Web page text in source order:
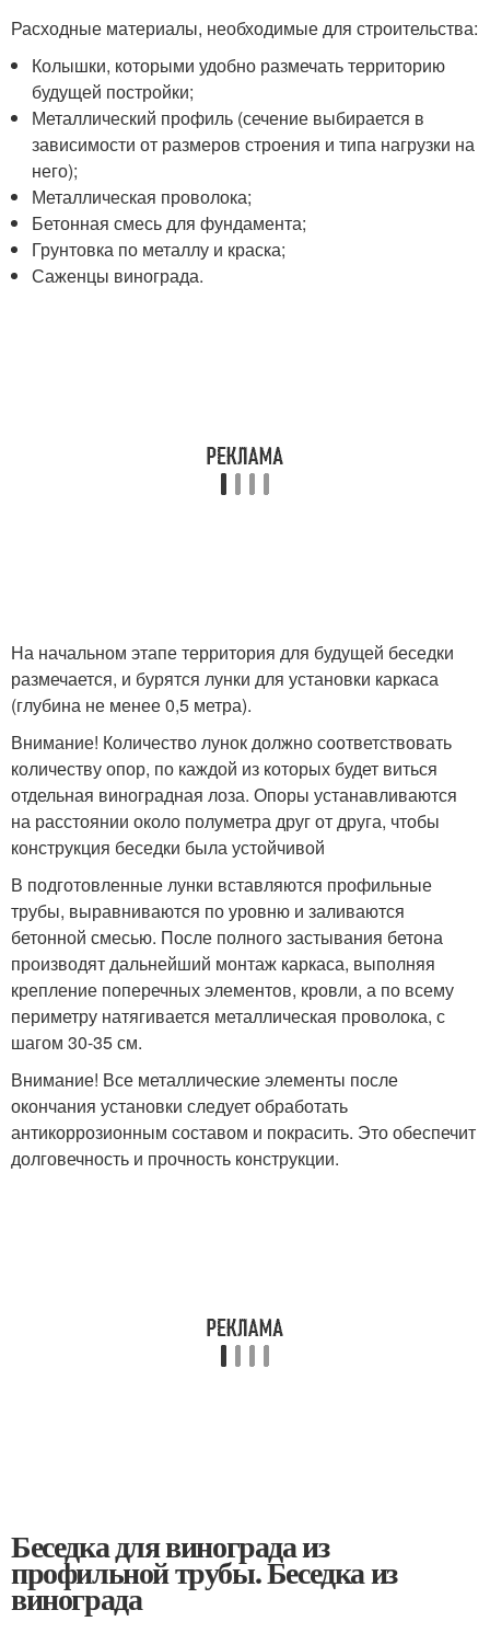
Расходные материалы, необходимые для строительства:
Колышки, которыми удобно размечать территорию
будущей постройки;
Металлический профиль (сечение выбирается в
зависимости от размеров строения и типа нагрузки на
него);
Металлическая проволока;
Бетонная смесь для фундамента;
Грунтовка по металлу и краска;
Саженцы винограда.
На начальном этапе территория для будущей беседки
размечается, и бурятся лунки для установки каркаса
(глубина не менее 0,5 метра).
Внимание! Количество лунок должно соответствовать
количеству опор, по каждой из которых будет виться
отдельная виноградная лоза. Опоры устанавливаются
на расстоянии около полуметра друг от друга, чтобы
конструкция беседки была устойчивой
В подготовленные лунки вставляются профильные
трубы, выравниваются по уровню и заливаются
бетонной смесью. После полного застывания бетона
производят дальнейший монтаж каркаса, выполняя
крепление поперечных элементов, кровли, а по всему
периметру натягивается металлическая проволока, с
шагом 30-35 см.
Внимание! Все металлические элементы после
окончания установки следует обработать
антикоррозионным составом и покрасить. Это обеспечит
долговечность и прочность конструкции.
Беседка для винограда из
профильной трубы. Беседка из
винограда